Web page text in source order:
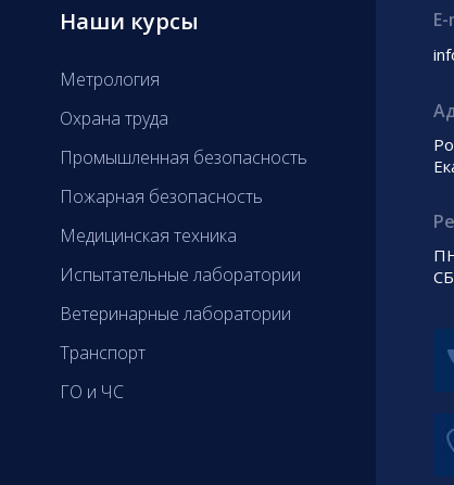
Наши курсы
Метрология
Охрана труда
Промышленная безопасность
Пожарная безопасность
Медицинская техника
Испытательные лаборатории
Ветеринарные лаборатории
Транспорт
ГО и ЧС